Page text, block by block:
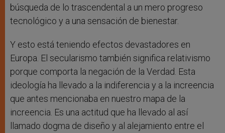
búsqueda de lo trascendental a un mero progreso
tecnológico y a una sensación de bienestar.
Y esto está teniendo efectos devastadores en
Europa. El secularismo también significa relativismo
porque comporta la negación de la Verdad. Esta
ideología ha llevado a la indiferencia y a la increencia
que antes mencionaba en nuestro mapa de la
increencia. Es una actitud que ha llevado al así
llamado dogma de diseño y al alejamiento entre el